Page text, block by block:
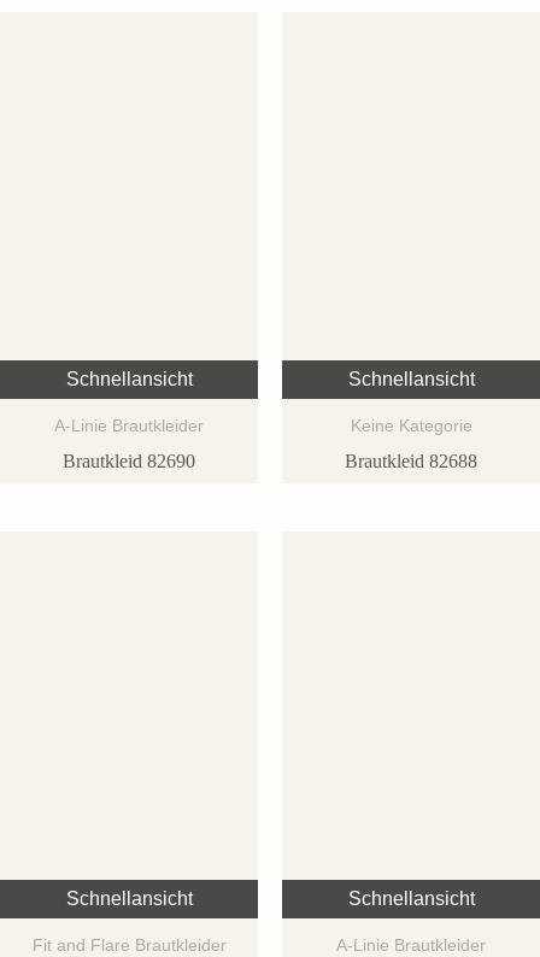
Schnellansicht
A-Linie Brautkleider
Brautkleid 82690
Schnellansicht
Keine Kategorie
Brautkleid 82688
Schnellansicht
Fit and Flare Brautkleider
Schnellansicht
A-Linie Brautkleider